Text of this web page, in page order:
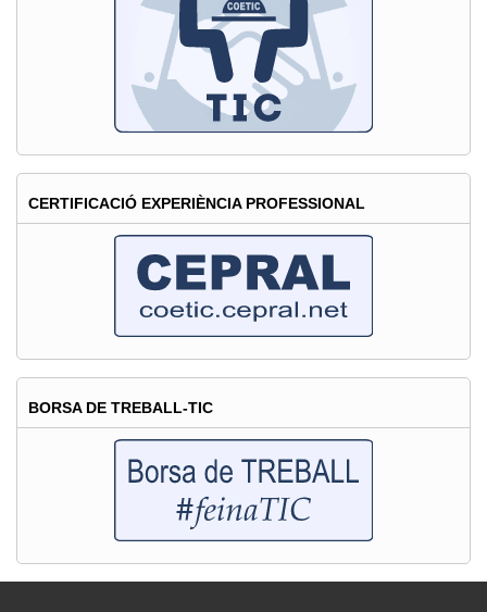
CERTIFICACIÓ EXPERIÈNCIA PROFESSIONAL
BORSA DE TREBALL-TIC